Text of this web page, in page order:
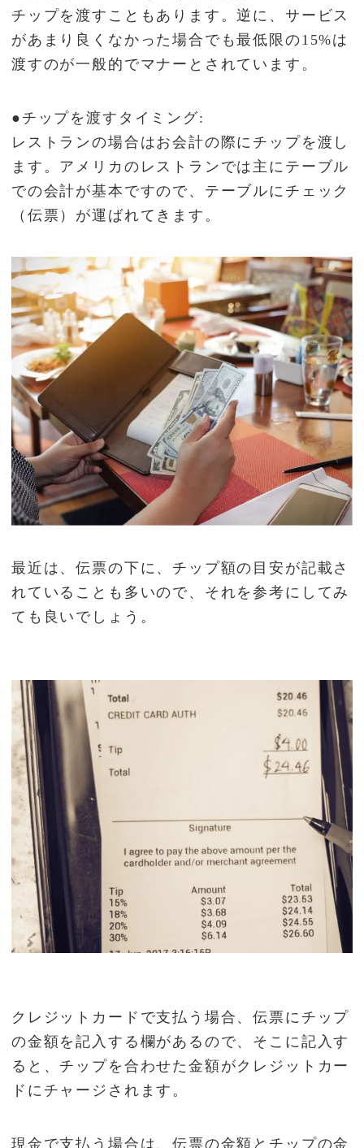
チップを渡すこともあります。逆に、サービス
があまり良くなかった場合でも最低限の15%は
渡すのが一般的でマナーとされています。
●チップを渡すタイミング:
レストランの場合はお会計の際にチップを渡し
ます。アメリカのレストランでは主にテーブル
での会計が基本ですので、テーブルにチェック
（伝票）が運ばれてきます。
最近は、伝票の下に、チップ額の目安が記載さ
れていることも多いので、それを参考にしてみ
ても良いでしょう。
クレジットカードで支払う場合、伝票にチップ
の金額を記入する欄があるので、そこに記入す
ると、チップを合わせた金額がクレジットカー
ドにチャージされます。
現金で支払う場合は、伝票の金額とチップの金